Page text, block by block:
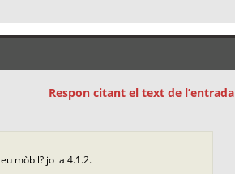
Respon citant el text de l’entrada
mòbil? jo la 4.1.2.